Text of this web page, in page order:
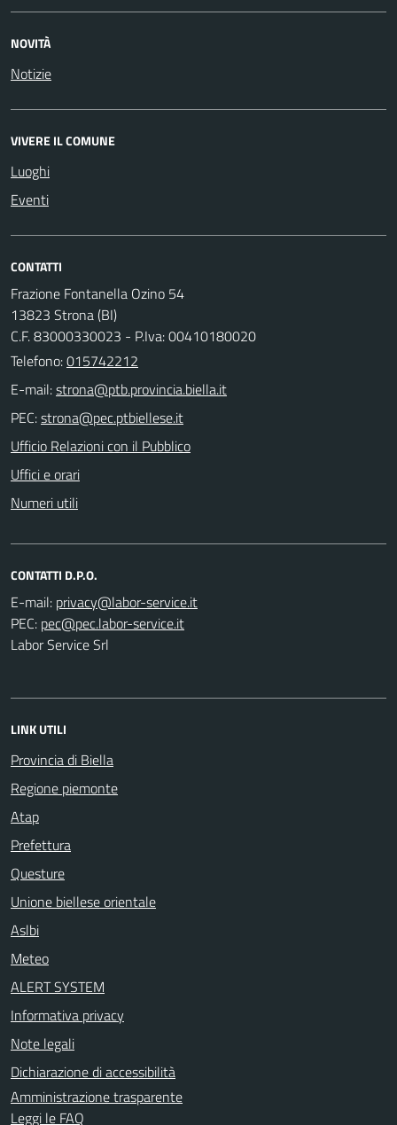
NOVITÀ
Notizie
VIVERE IL COMUNE
Luoghi
Eventi
CONTATTI
Frazione Fontanella Ozino 54
13823 Strona (BI)
C.F. 83000330023 - P.Iva: 00410180020
Telefono:015742212
E-mail:
PEC:
Ufficio Relazioni con il Pubblico
Uffici e orari
Numeri utili
CONTATTI D.P.O.
E-mail:
PEC:
Labor Service Srl
LINK UTILI
Provincia di Biella
Regione piemonte
Atap
Prefettura
Questure
Unione biellese orientale
Aslbi
Meteo
ALERT SYSTEM
Informativa privacy
Note legali
Dichiarazione di accessibilità
Amministrazione trasparente
Leggi le FAQ